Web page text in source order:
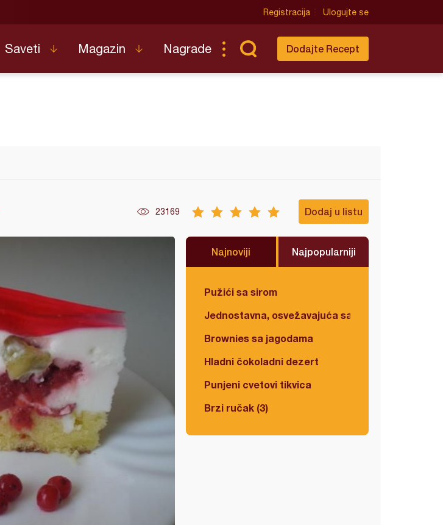
Registracija Ulogujte se
Saveti Magazin Nagrade Dodajte Recept
23169 Dodaj u listu
Najnoviji Najpopularniji
Pužići sa sirom
Jednostavna, osvežavajuća salata
Brownies sa jagodama
Hladni čokoladni dezert
Punjeni cvetovi tikvica
Brzi ručak (3)